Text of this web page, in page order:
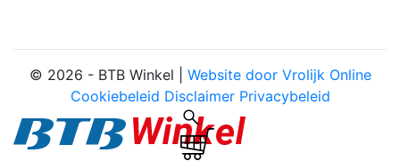
© 2026 - BTB Winkel | Website door Vrolijk Online
Cookiebeleid Disclaimer Privacybeleid